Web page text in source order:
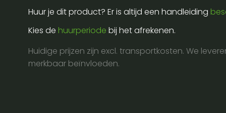
Huur je dit product? Er is altijd een handleiding
Kies de huurperiode bij het afrekenen.
Huidige prijzen zijn excl. transportkosten. We
merkbaar beïnvloeden.